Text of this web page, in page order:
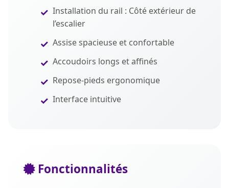
Installation du rail : Côté extérieur de
l’escalier
Assise spacieuse et confortable
Accoudoirs longs et affinés
Repose-pieds ergonomique
Interface intuitive
Fonctionnalités